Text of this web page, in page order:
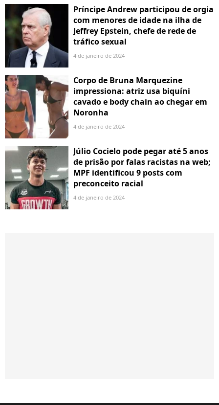
Príncipe Andrew participou de orgia
com menores de idade na ilha de
Jeffrey Epstein, chefe de rede de
tráfico sexual
4 de janeiro de 2024
Corpo de Bruna Marquezine
impressiona: atriz usa biquíni
cavado e body chain ao chegar em
Noronha
4 de janeiro de 2024
Júlio Cocielo pode pegar até 5 anos
de prisão por falas racistas na web;
MPF identificou 9 posts com
preconceito racial
4 de janeiro de 2024